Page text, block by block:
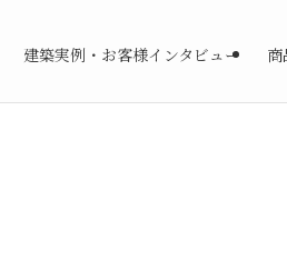
建築実例・お客様インタビュー